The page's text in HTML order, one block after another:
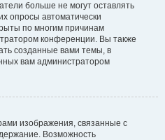
больше не могут оставлять
опросы автоматически
по многим причинам
конференции. Вы также
созданные вами темы, в
вам администратором
изображения, связанные с
Возможность